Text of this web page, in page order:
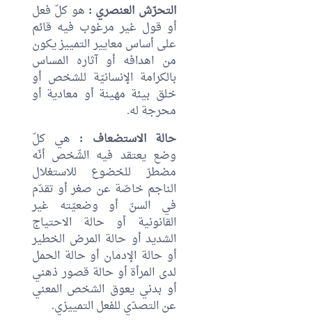
التحرّش العنصري : هو كلّ فعل
أو قول غير مرغوب فيه قائم
على أساس معايير التمييز يكون
من اهدافه أو آثاره المساس
بالكرامة الإنسانيّة للشخص أو
خلق بيئة مهينة أو معادية أو
محرجة له.
حالة الاستضعاف : هي كلّ
وضع يعتقد فيه الشّخص أنّه
مضطرّ للخضوع للاستغلال
الناجم خاصّة عن صغر أو تقدّم
في السنّ أو وضعيّته غير
القانونية أو حالة الاحتياج
الشديد أو حالة المرض الخطير
أو حالة الإدمان أو حالة الحمل
لدى المرأة أو حالة قصور ذهني
أو بدني يعوق الشخص المعني
عن التصدّي للفعل التمييزي.